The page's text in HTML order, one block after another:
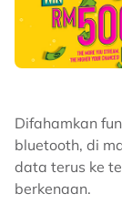
Difahamkan
bluetooth, di
data terus ke
berkenaan.